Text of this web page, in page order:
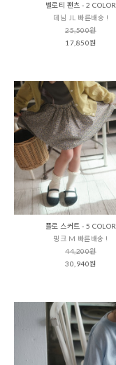
벨로티 팬츠 - 2 COLOR
데님 JL 빠른배송 !
25,500원
17,850원
플로 스커트 - 5 COLOR
핑크 M 빠른배송 !
44,200원
30,940원